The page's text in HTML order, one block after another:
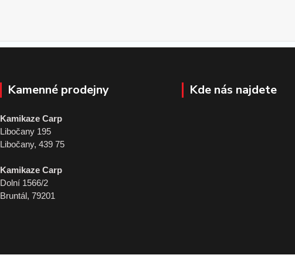
Kamenné prodejny
Kamikaze Carp
Libočany 195
Libočany, 439 75
Kamikaze Carp
Dolní 1566/2
Bruntál, 79201
Kde nás najdete